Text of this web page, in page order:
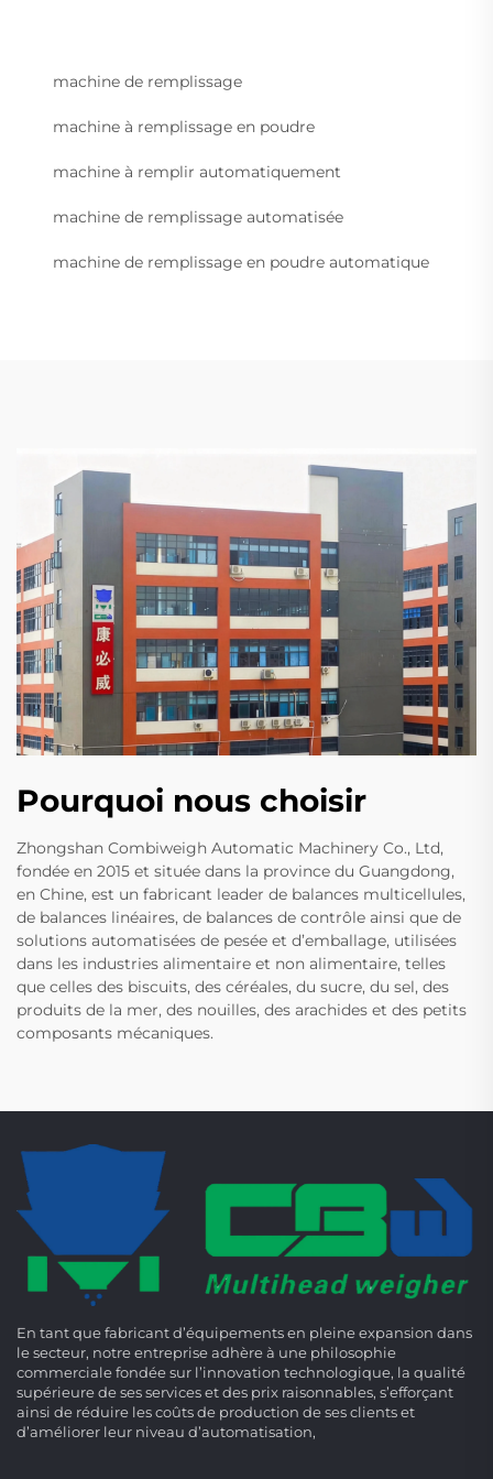
machine de remplissage
machine à remplissage en poudre
machine à remplir automatiquement
machine de remplissage automatisée
machine de remplissage en poudre automatique
Pourquoi nous choisir
Zhongshan Combiweigh Automatic Machinery Co., Ltd,
fondée en 2015 et située dans la province du Guangdong,
en Chine, est un fabricant leader de balances multicellules,
de balances linéaires, de balances de contrôle ainsi que de
solutions automatisées de pesée et d’emballage, utilisées
dans les industries alimentaire et non alimentaire, telles
que celles des biscuits, des céréales, du sucre, du sel, des
produits de la mer, des nouilles, des arachides et des petits
composants mécaniques.
En tant que fabricant d’équipements en pleine expansion dans
le secteur, notre entreprise adhère à une philosophie
commerciale fondée sur l’innovation technologique, la qualité
supérieure de ses services et des prix raisonnables, s’efforçant
ainsi de réduire les coûts de production de ses clients et
d’améliorer leur niveau d’automatisation,